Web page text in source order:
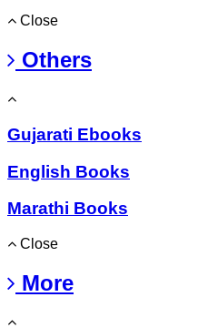
Close
Others
Gujarati Ebooks
English Books
Marathi Books
Close
More